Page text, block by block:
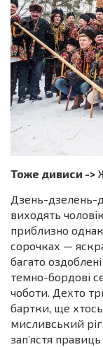
Тоже дивиси ->
Дзень-дзелень-
виходять
приблизно
сорочках —
багато
темно-бордові
чоботи. Дехто
бартки, ще
мисливський
зап’ястя